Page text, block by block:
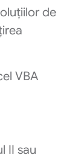
de
VBA
II sau